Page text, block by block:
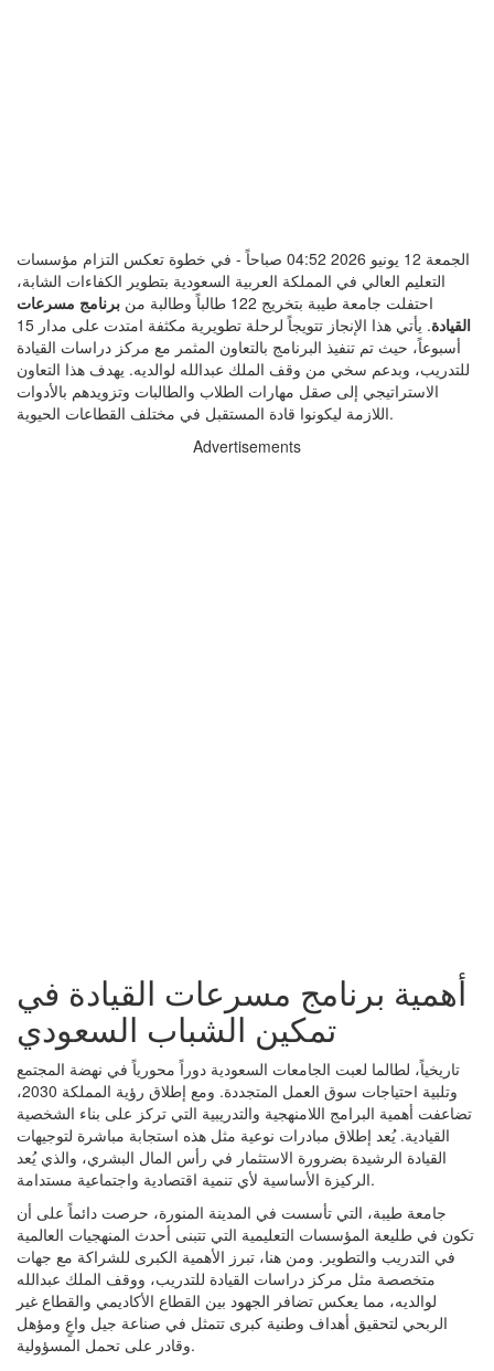
الجمعة 12 يونيو 2026 04:52 صباحاً - في خطوة تعكس التزام مؤسسات
التعليم العالي في المملكة العربية السعودية بتطوير الكفاءات الشابة،
احتفلت جامعة طيبة بتخريج 122 طالباً وطالبة من
برنامج مسرعات
القيادة
. يأتي هذا الإنجاز تتويجاً لرحلة تطويرية مكثفة امتدت على مدار 15
أسبوعاً، حيث تم تنفيذ البرنامج بالتعاون المثمر مع مركز دراسات القيادة
للتدريب، وبدعم سخي من وقف الملك عبدالله لوالديه. يهدف هذا التعاون
الاستراتيجي إلى صقل مهارات الطلاب والطالبات وتزويدهم بالأدوات
اللازمة ليكونوا قادة المستقبل في مختلف القطاعات الحيوية.
Advertisements
أهمية برنامج مسرعات القيادة في
تمكين الشباب السعودي
تاريخياً، لطالما لعبت الجامعات السعودية دوراً محورياً في نهضة المجتمع
وتلبية احتياجات سوق العمل المتجددة. ومع إطلاق رؤية المملكة 2030،
تضاعفت أهمية البرامج اللامنهجية والتدريبية التي تركز على بناء الشخصية
القيادية. يُعد إطلاق مبادرات نوعية مثل هذه استجابة مباشرة لتوجيهات
القيادة الرشيدة بضرورة الاستثمار في رأس المال البشري، والذي يُعد
الركيزة الأساسية لأي تنمية اقتصادية واجتماعية مستدامة.
جامعة طيبة، التي تأسست في المدينة المنورة، حرصت دائماً على أن
تكون في طليعة المؤسسات التعليمية التي تتبنى أحدث المنهجيات العالمية
في التدريب والتطوير. ومن هنا، تبرز الأهمية الكبرى للشراكة مع جهات
متخصصة مثل مركز دراسات القيادة للتدريب، ووقف الملك عبدالله
لوالديه، مما يعكس تضافر الجهود بين القطاع الأكاديمي والقطاع غير
الربحي لتحقيق أهداف وطنية كبرى تتمثل في صناعة جيل واعٍ ومؤهل
وقادر على تحمل المسؤولية.